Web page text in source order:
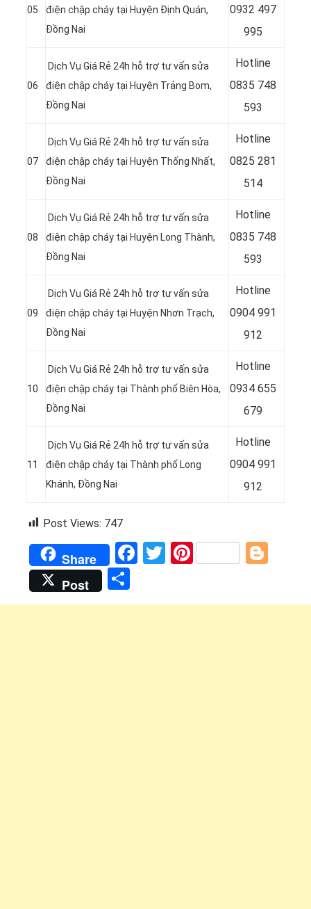
05
điện chập cháy tại Huyện Định Quán,
Đồng Nai
0932 497
995
06
Dịch Vụ Giá Rẻ 24h hỗ trợ tư vấn sửa
điện chập cháy tại Huyện Trảng Bom,
Đồng Nai
Hotline
0835 748
593
07
Dịch Vụ Giá Rẻ 24h hỗ trợ tư vấn sửa
điện chập cháy tại Huyện Thống Nhất,
Đồng Nai
Hotline
0825 281
514
08
Dịch Vụ Giá Rẻ 24h hỗ trợ tư vấn sửa
điện chập cháy tại Huyện Long Thành,
Đồng Nai
Hotline
0835 748
593
09
Dịch Vụ Giá Rẻ 24h hỗ trợ tư vấn sửa
điện chập cháy tại Huyện Nhơn Trạch,
Đồng Nai
Hotline
0904 991
912
10
Dịch Vụ Giá Rẻ 24h hỗ trợ tư vấn sửa
điện chập cháy tại Thành phố Biên Hòa,
Đồng Nai
Hotline
0934 655
679
11
Dịch Vụ Giá Rẻ 24h hỗ trợ tư vấn sửa
điện chập cháy tại Thành phố Long
Khánh, Đồng Nai
Hotline
0904 991
912
Post Views: 747
Share Facebook
Twitter
Pinterest
Post